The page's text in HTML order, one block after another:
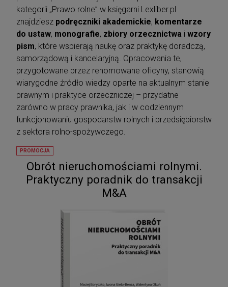
kategorii „Prawo rolne” w księgarni Lexliber.pl
znajdziesz podręczniki akademickie, komentarze
do ustaw, monografie, zbiory orzecznictwa i wzory
pism, które wspierają naukę oraz praktykę doradczą,
samorządową i kancelaryjną. Opracowania te,
przygotowane przez renomowane oficyny, stanowią
wiarygodne źródło wiedzy oparte na aktualnym stanie
prawnym i praktyce orzeczniczej – przydatne
zarówno w pracy prawnika, jak i w codziennym
funkcjonowaniu gospodarstw rolnych i przedsiębiorstw
z sektora rolno-spożywczego.
Obrót nieruchomościami rolnymi.
Praktyczny poradnik do transakcji
M&A
PROMOCJA